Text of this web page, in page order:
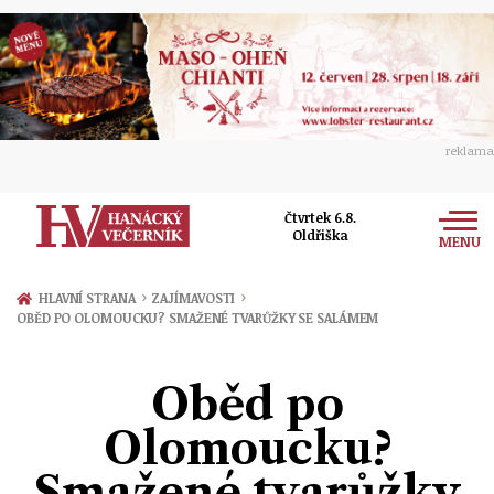
reklama
Čtvrtek 6.8.
Oldřiška
MENU
Zprávy
Ekonomika
Společnost
Ženy
Sport
HLAVNÍ STRANA › ZAJÍMAVOSTI ›
OBĚD PO OLOMOUCKU? SMAŽENÉ TVARŮŽKY SE SALÁMEM
Oběd po
Olomoucku?